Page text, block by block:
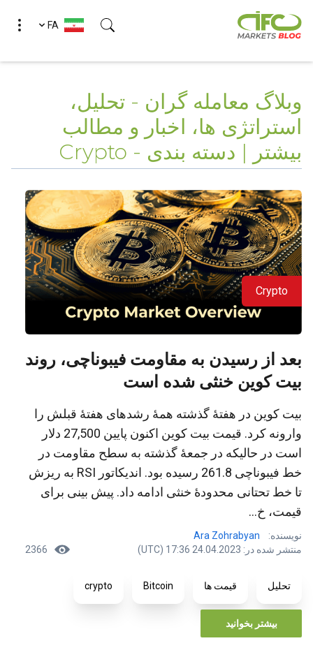
FA
وبلاگ معامله گران - تحلیل،
استراتژی ها، اخبار و مطالب
بیشتر | دسته بندی - Crypto
Crypto
بعد از رسیدن به مقاومت فیبوناچی، روند
بیت کوین خنثی شده است
بیت کوین در هفتۀ گذشته همۀ رشدهای هفتۀ قبلش را
وارونه کرد. قیمت بیت کوین اکنون پایین 27,500 دلار
است در حالیکه در جمعۀ گذشته به سطح مقاومت در
خط فیبوناچی 261.8 رسیده بود. اندیکاتور RSI به ریزش
تا خط تحتانی محدودۀ خنثی ادامه داد. پیش بینی برای
قیمت، خ...
نویسنده:
Ara Zohrabyan
منتشر شده در: 24.04.2023 17:36 (UTC)
2366
تحلیل قیمت ها Bitcoin
crypto
بیشتر بخوانید